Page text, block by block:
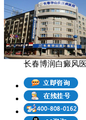
长春博润白癜风